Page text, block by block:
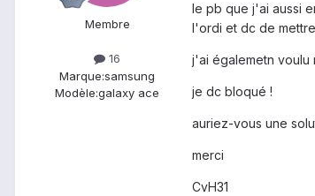
Membre
16
Marque:samsung
Modèle:galaxy ace
le pb que j'ai aussi
l'ordi et dc de
j'ai égalemetn voulu
je dc bloqué !
auriez-vous une
merci
CvH31